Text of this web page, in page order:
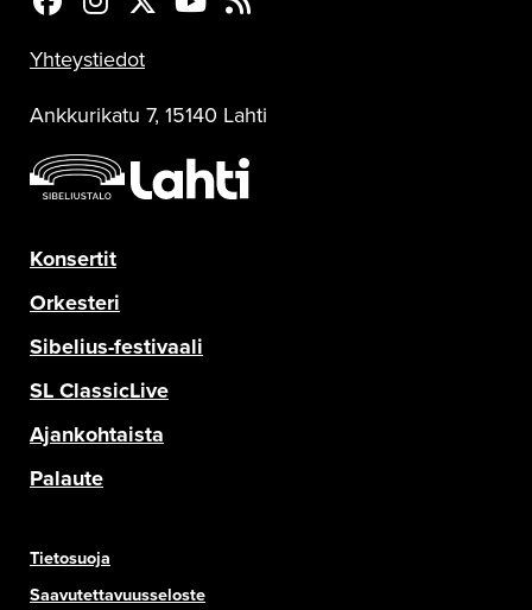
Sinfonia Lahti Facebookissa
Sinfonia Lahti Instagramissa
Sinfonia Lahti Twitterissä
Sinfonia Lahti YouTubessa
Sinfonia Lahti RSS-feed
Yhteystiedot
Ankkurikatu 7, 15140 Lahti
Konsertit
Orkesteri
Sibelius-festivaali
SL ClassicLive
Ajankohtaista
Palaute
Tietosuoja
Saavutettavuusseloste